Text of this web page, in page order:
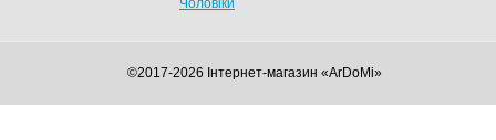
Чоловіки
©2017-2026 Інтернет-магазин «ArDoMi»